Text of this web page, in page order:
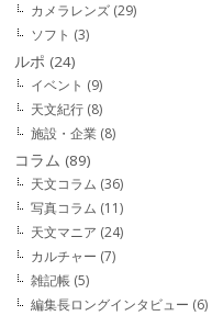
カメラレンズ (29)
ソフト (3)
ルポ (24)
イベント (9)
天文紀行 (8)
施設・企業 (8)
コラム (89)
天文コラム (36)
写真コラム (11)
天文マニア (24)
カルチャー (7)
雑記帳 (5)
編集長ロングインタビュー (6)